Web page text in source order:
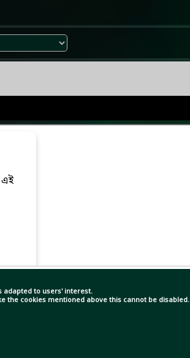
adapted to users' interest.
the cookies mentioned above this cannot be disabled.
এই